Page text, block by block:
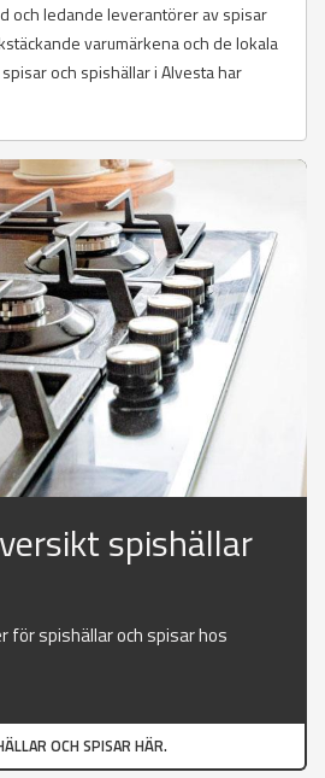
och ledande leverantörer av spisar
varumärkena och de lokala
och spishällar i Alvesta har
spishällar
för spishällar och spisar hos
OCH SPISAR HÄR.